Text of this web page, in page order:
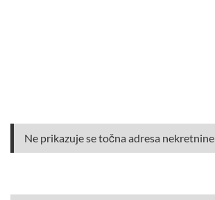
Ne prikazuje se točna adresa nekretnine